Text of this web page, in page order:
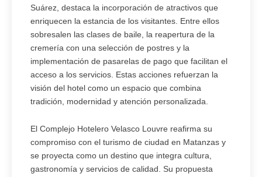
Suárez, destaca la incorporación de atractivos que
enriquecen la estancia de los visitantes. Entre ellos
sobresalen las clases de baile, la reapertura de la
cremería con una selección de postres y la
implementación de pasarelas de pago que facilitan el
acceso a los servicios. Estas acciones refuerzan la
visión del hotel como un espacio que combina
tradición, modernidad y atención personalizada.
El Complejo Hotelero Velasco Louvre reafirma su
compromiso con el turismo de ciudad en Matanzas y
se proyecta como un destino que integra cultura,
gastronomía y servicios de calidad. Su propuesta